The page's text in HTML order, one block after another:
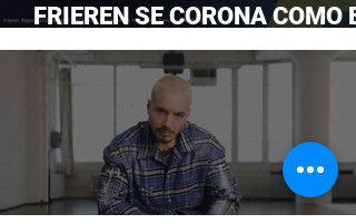
FRIEREN SE CORONA COMO
ANIME DEL AÑO